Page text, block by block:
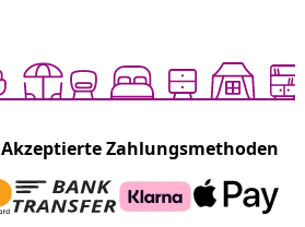
Akzeptierte Zahlungsmethoden